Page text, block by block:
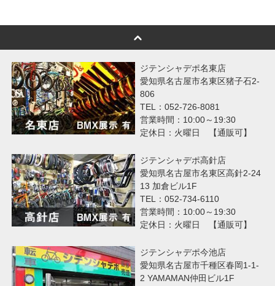
ジテンシャデポ名東店
愛知県名古屋市名東区猪子石2-
806
TEL：052-726-8081
営業時間：10:00～19:30
定休日：火曜日 【通販可】
ジテンシャデポ高針店
愛知県名古屋市名東区高針2-24
13 加倉ビル1F
TEL：052-734-6110
営業時間：10:00～19:30
定休日：火曜日 【通販可】
ジテンシャデポ今池店
愛知県名古屋市千種区春岡1-1-
2 YAMAMAN仲田ビル1F